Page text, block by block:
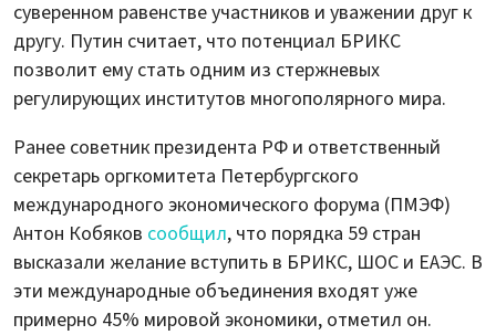
суверенном равенстве участников и уважении друг к
другу. Путин считает, что потенциал БРИКС
позволит ему стать одним из стержневых
регулирующих институтов многополярного мира.
Ранее советник президента РФ и ответственный
секретарь оргкомитета Петербургского
международного экономического форума (ПМЭФ)
Антон Кобяков сообщил, что порядка 59 стран
высказали желание вступить в БРИКС, ШОС и ЕАЭС. В
эти международные объединения входят уже
примерно 45% мировой экономики, отметил он.